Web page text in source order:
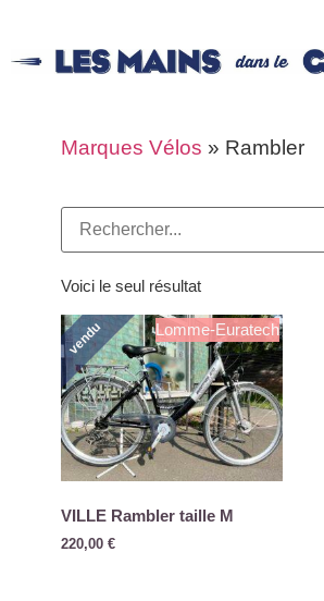
Marques Vélos » Rambler
Voici le seul résultat
Lomme-Euratech
vendu
VILLE Rambler taille M
220,00 €